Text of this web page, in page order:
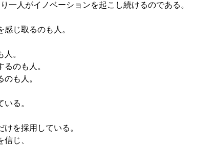
一人がイノベーションを起こし続けるのである。
じ取るのも人。
。
のも人。
も人。
る。
を採用している。
じ、